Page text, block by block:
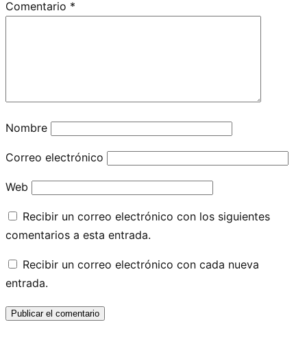
Comentario *
Nombre
Correo electrónico
Web
Recibir un correo electrónico con los siguientes
comentarios a esta entrada.
Recibir un correo electrónico con cada nueva
entrada.